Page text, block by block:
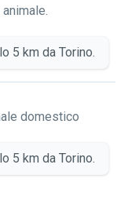
5 km da Torino.
domestico
5 km da Torino.